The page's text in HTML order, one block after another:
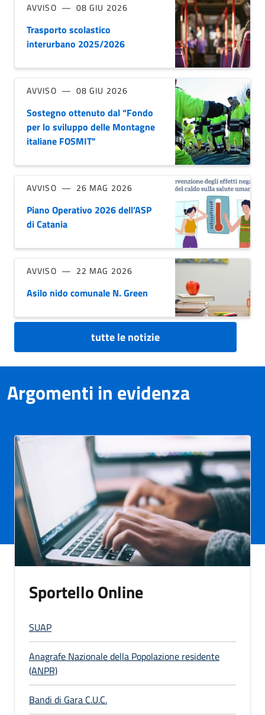
AVVISO 08 GIU 2026
Trasporto scolastico
interurbano 2025/2026
AVVISO 08 GIU 2026
Sostegno ottenuto dal “Fondo
per lo sviluppo delle Montagne
italiane FOSMIT"
AVVISO 26 MAG 2026
Piano Operativo 2026 dell’ASP
di Catania
AVVISO 22 MAG 2026
Asilo nido comunale N. Green
tutte le notizie
Argomenti in evidenza
Sportello Online
SUAP
Anagrafe Nazionale della Popolazione residente
(ANPR)
Bandi di Gara C.U.C.